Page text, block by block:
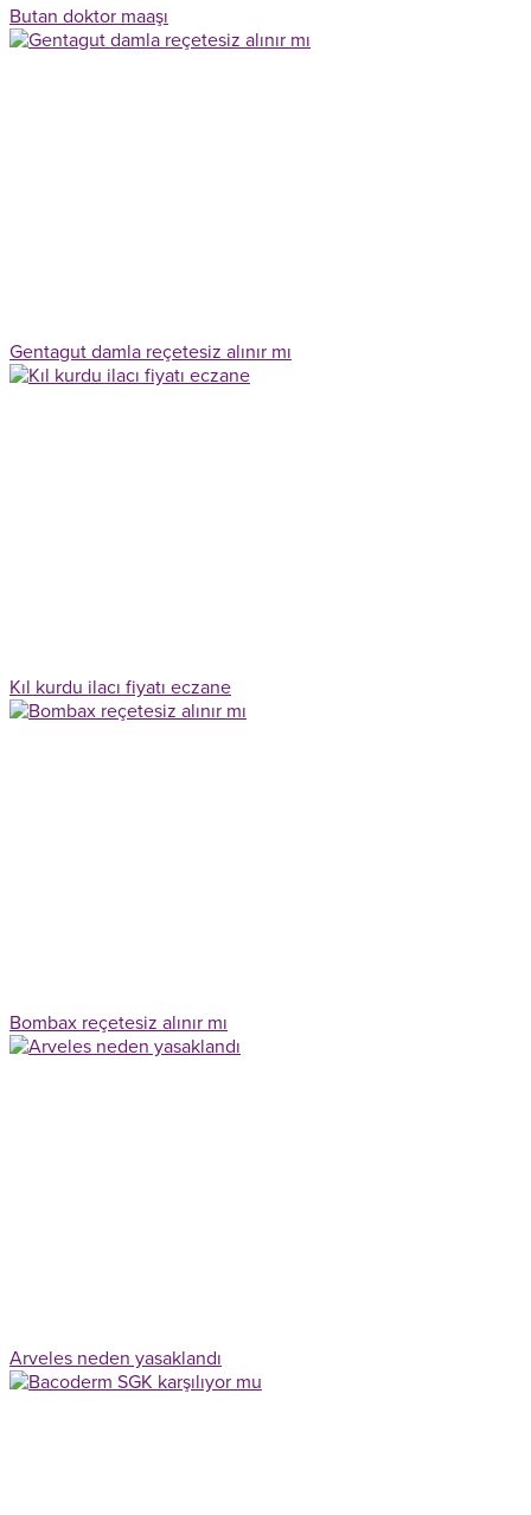
Butan doktor maaşı
Gentagut damla reçetesiz alınır mı
Kıl kurdu ilacı fiyatı eczane
Bombax reçetesiz alınır mı
Arveles neden yasaklandı